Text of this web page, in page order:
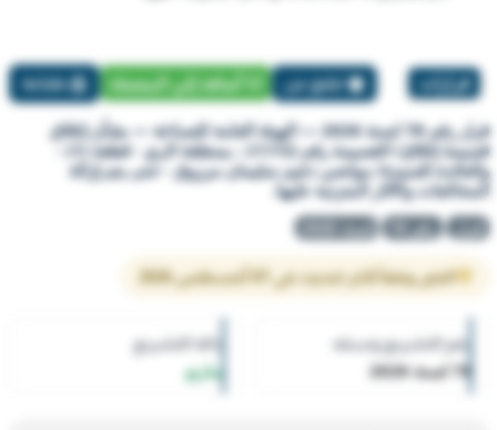
قرارات تبليغ عن أضافة إلي المفضلة طباعة
قرار رقم 78 لسنة 2026 — الهيئة العامة للصناعة — بشأن إغلاق
قسيمة إغلاق/ القسيمة رقم (1172) - بمنطقة الري - قطعة (1) -
والعائدة للسيدة/ مواضي دغيم سليمان مرزوق - حتى يتم إزالة
المخالفات والآثار المترتبة عليها.
قرار رقم 78 لسنة 2026
النص وفقاً لآخر تحديث في 07 أغسطس 2026
رقم التشريع وسنته
78 لسنة 2026
حالة التشريع
ساري